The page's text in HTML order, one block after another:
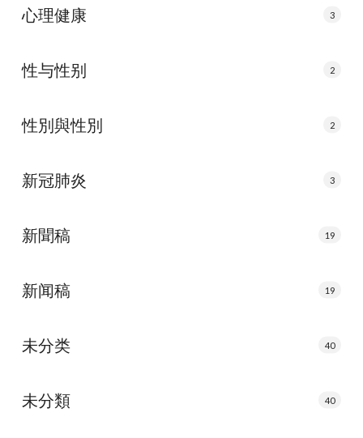
心理健康 3
性与性别 2
性別與性別 2
新冠肺炎 3
新聞稿 19
新闻稿 19
未分类 40
未分類 40